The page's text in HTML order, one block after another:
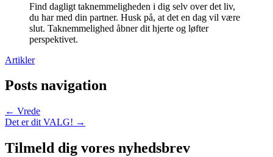
Find dagligt taknemmeligheden i dig selv over det liv,
du har med din partner. Husk på, at det en dag vil være
slut. Taknemmelighed åbner dit hjerte og løfter
perspektivet.
Artikler
Posts navigation
← Vrede
Det er dit VALG! →
Tilmeld dig vores nyhedsbrev